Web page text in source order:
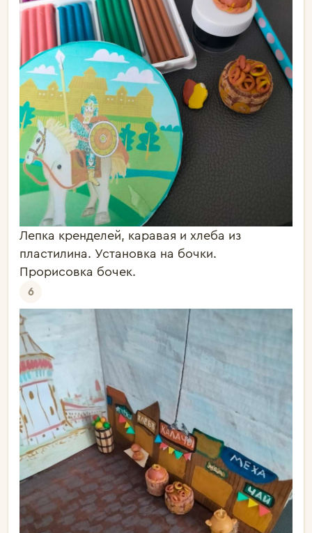
Лепка кренделей, каравая и хлеба из
пластилина. Установка на бочки.
Прорисовка бочек.
6